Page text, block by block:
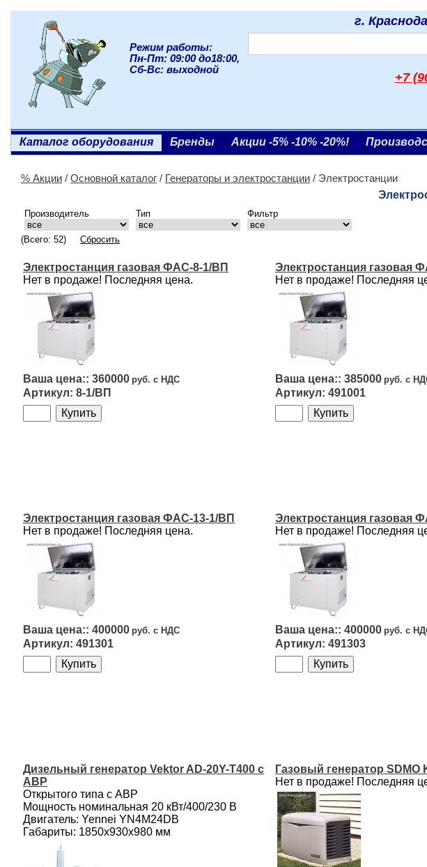
Режим работы:
Пн-Пт: 09:00 до18:00,
Сб-Вс: выходной
г.
+7
Каталог оборудования Бренды Акции -5% -10% -20%!
% Акции / Основной каталог / Генераторы и электростанции / Электростанции
Производитель Тип Фильтр
(Всего: 52) Сбросить
Электростанция газовая ФАС-8-1/ВП
Нет в продаже! Последняя цена.
360000
8-1/ВП
Электростанция газовая
Нет в продаже! Последняя
385000
491001
Электростанция газовая ФАС-13-1/ВП
Нет в продаже! Последняя цена.
400000
491301
Электростанция газовая
Нет в продаже! Последняя
400000
491303
Дизельный генератор Vektor AD-20Y-T400 с
АВР
Открытого типа с АВР
Мощность номинальная 20 кВт/400/230 B
Двигатель: Yennei YN4M24DB
Габариты: 1850х930х980 мм
Газовый генератор SDMO
Нет в продаже! Последняя